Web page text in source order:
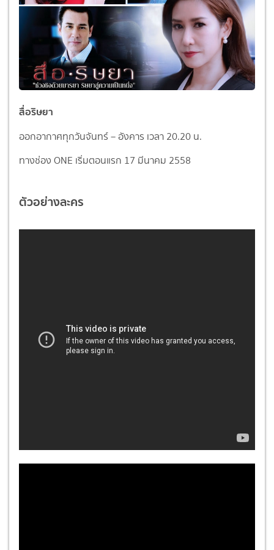
สื่อริษยา
ออกอากาศทุกวันจันทร์ – อังคาร เวลา 20.20 น.
ทางช่อง ONE เริ่มตอนแรก 17 มีนาคม 2558
ตัวอย่างละคร